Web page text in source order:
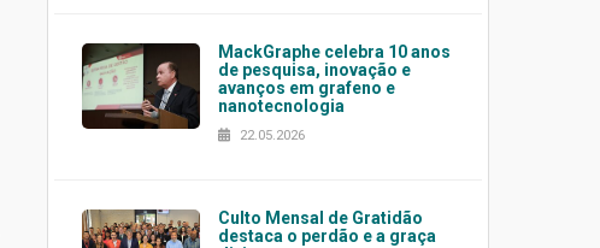
MackGraphe celebra 10 anos
de pesquisa, inovação e
avanços em grafeno e
nanotecnologia
22.05.2026
Culto Mensal de Gratidão
destaca o perdão e a graça